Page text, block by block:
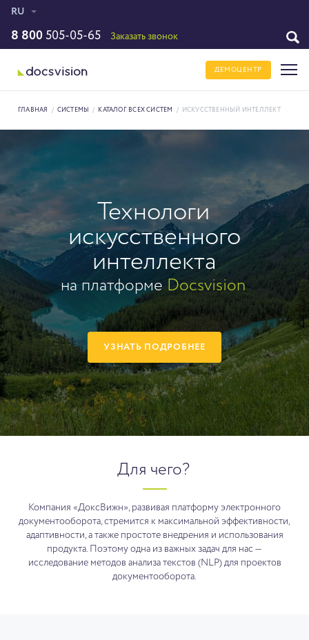
RU
8 800 505-05-65 Заказать звонок
ДЕМОЦЕНТР
ГЛАВНАЯ / СИСТЕМЫ / КАТАЛОГ ВСЕХ СИСТЕМ / ИСКУССТВЕННЫЙ ИНТЕЛЛЕКТ
Технологи
искусственного
интеллекта
на платформе Docsvision
УЗНАТЬ ПОДРОБНЕЕ
Для чего?
Компания «ДоксВижн», развивая платформу электронного
документооборота, стремится к максимальной эффективности,
адаптивности, а также простоте внедрения и использования
продукта. Поэтому одна из важных задач для нас —
исследование методов анализа текстов (NLP) для проектов
документооборота.